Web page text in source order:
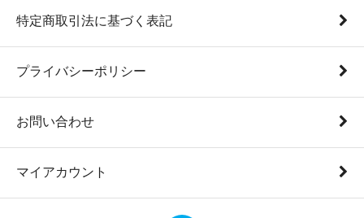
特定商取引法に基づく表記
プライバシーポリシー
お問い合わせ
マイアカウント